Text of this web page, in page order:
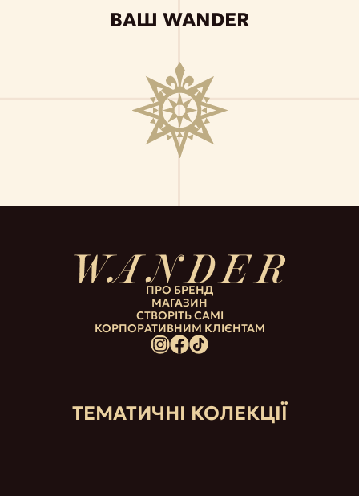
ВАШ WANDER
ПРО БРЕНД
МАГАЗИН
СТВОРІТЬ САМІ
КОРПОРАТИВНИМ КЛІЄНТАМ
ТЕМАТИЧНІ КОЛЕКЦІЇ